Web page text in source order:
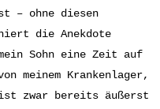
– ohne diesen
die Anekdote
Sohn eine Zeit auf
meinem Krankenlager,
ist zwar bereits äußerst